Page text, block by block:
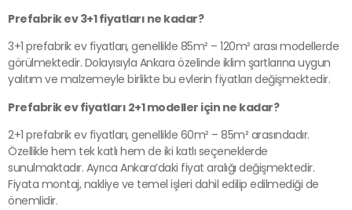
Prefabrik ev 3+1 fiyatları ne kadar?
3+1 prefabrik ev fiyatları, genellikle 85m² – 120m² arası modellerde
görülmektedir. Dolayısıyla Ankara özelinde iklim şartlarına uygun
yalıtım ve malzemeyle birlikte bu evlerin fiyatları değişmektedir.
Prefabrik ev fiyatları 2+1 modeller için ne kadar?
2+1 prefabrik ev fiyatları, genellikle 60m² – 85m² arasındadır.
Özellikle hem tek katlı hem de iki katlı seçeneklerde
sunulmaktadır. Ayrıca Ankara’daki fiyat aralığı değişmektedir.
Fiyata montaj, nakliye ve temel işleri dahil edilip edilmediği de
önemlidir.